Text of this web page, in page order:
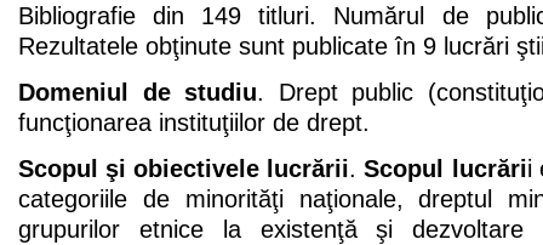
Bibliografie din 149 titluri. Numărul de
Rezultatele obţinute sunt publicate în 9 lucrări
Domeniul de studiu. Drept public
funcţionarea instituţiilor de drept.
Scopul şi obiectivele lucrării.Scopul lucrării
categoriile de minorităţi naţionale, dreptul
grupurilor etnice la existenţă şi dezvoltare